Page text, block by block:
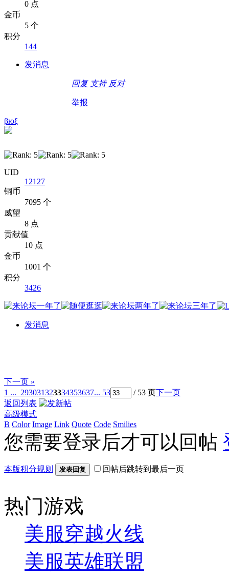
0 点
金币
5 个
积分
144
发消息
回复 支持 反对
举报
βюξ
UID
12127
铜币
7095 个
威望
8 点
贡献值
10 点
金币
1001 个
积分
3426
发消息
下一页 »
1 ... 293031323334353637... 53 / 53 页下一页
返回列表
高级模式
B Color Image Link Quote Code Smilies
您需要登录后才可以回帖
本版积分规则 发表回复 回帖后跳转到最后一页
热门游戏
美服穿越火线
美服英雄联盟